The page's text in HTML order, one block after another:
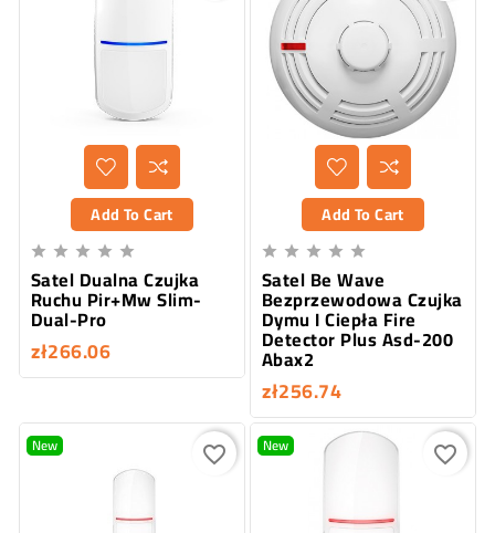
Add To Cart
    
Satel Dualna Czujka
Ruchu Pir+Mw Slim-
Dual-Pro
zł266.06
Add To Cart
    
Satel Be Wave
Bezprzewodowa Czujka
Dymu I Ciepła Fire
Detector Plus Asd-200
Abax2
zł256.74
New favorite_border New favorite_border